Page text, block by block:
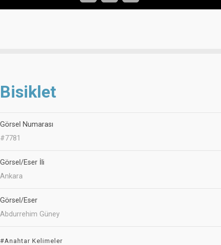
Bisiklet
Görsel Numarası
#7781
Görsel/Eser İli
Ankara
Görsel/Eser
Abdurrehim Güney
#Anahtar Kelimeler